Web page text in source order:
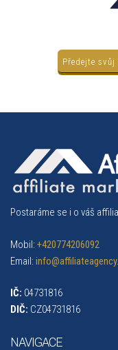
Předejte
Postaráme se i o váš
Mobil: +420774206092
Email:
IČ: 04731816
DIČ: CZ04731816
NAVIGACE